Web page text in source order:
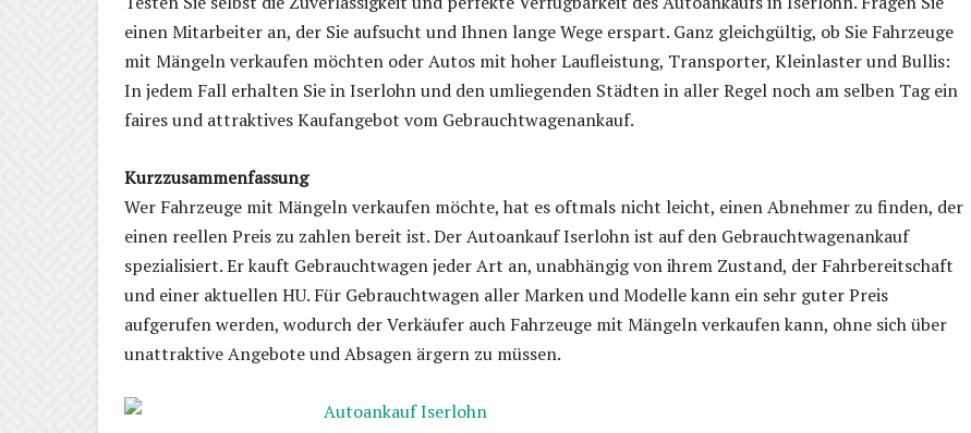
einen Mitarbeiter an, der Sie aufsucht und Ihnen lange Wege erspart. Ganz gleichgültig, ob Sie Fahrzeuge
mit Mängeln verkaufen möchten oder Autos mit hoher Laufleistung, Transporter, Kleinlaster und Bullis:
In jedem Fall erhalten Sie in Iserlohn und den umliegenden Städten in aller Regel noch am selben Tag ein
faires und attraktives Kaufangebot vom Gebrauchtwagenankauf.
Kurzzusammenfassung
Wer Fahrzeuge mit Mängeln verkaufen möchte, hat es oftmals nicht leicht, einen Abnehmer zu finden, der
einen reellen Preis zu zahlen bereit ist. Der Autoankauf Iserlohn ist auf den Gebrauchtwagenankauf
spezialisiert. Er kauft Gebrauchtwagen jeder Art an, unabhängig von ihrem Zustand, der Fahrbereitschaft
und einer aktuellen HU. Für Gebrauchtwagen aller Marken und Modelle kann ein sehr guter Preis
aufgerufen werden, wodurch der Verkäufer auch Fahrzeuge mit Mängeln verkaufen kann, ohne sich über
unattraktive Angebote und Absagen ärgern zu müssen.